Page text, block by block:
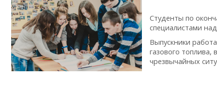
Студенты по
специалистами
Выпускники
газового
чрезвычайных